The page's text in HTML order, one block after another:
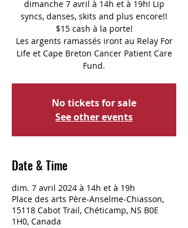
dimanche 7 avril à 14h et à 19h! Lip
syncs, danses, skits and plus encore!!
$15 cash à la porte!
Les argents ramassés iront au Relay For
Life et Cape Breton Cancer Patient Care
Fund.
No tickets for sale
See other events
Date & Time
dim. 7 avril 2024 à 14h et à 19h
Place des arts Père-Anselme-Chiasson,
15118 Cabot Trail, Chéticamp, NS B0E
1H0, Canada